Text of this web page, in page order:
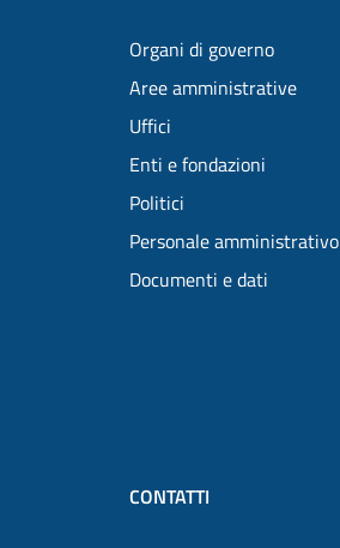
Organi di governo
Aree amministrative
Uffici
Enti e fondazioni
Politici
Personale amministrativo
Documenti e dati
CONTATTI